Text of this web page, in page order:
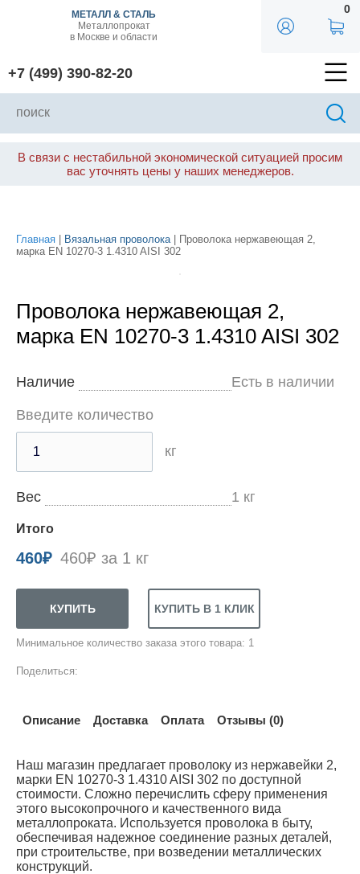
МЕТАЛЛ & СТАЛЬ
Металлопрокат
в Москве и области
+7 (499) 390-82-20
0
В связи с нестабильной экономической ситуацией просим
вас уточнять цены у наших менеджеров.
Главная Вязальная проволока| Проволока нержавеющая 2,
марка EN 10270-3 1.4310 AISI 302
Проволока нержавеющая 2,
марка EN 10270-3 1.4310 AISI 302
Наличие Есть в наличии
Введите количество
кг
Вес 1 кг
Итого
460₽ 460₽ за 1 кг
Минимальное количество заказа этого товара: 1
Поделиться:
Описание Доставка Оплата Отзывы (0)
Наш магазин предлагает проволоку из нержавейки 2,
марки EN 10270-3 1.4310 AISI 302 по доступной
стоимости. Сложно перечислить сферу применения
этого высокопрочного и качественного вида
металлопроката. Используется проволока в быту,
обеспечивая надежное соединение разных деталей,
при строительстве, при возведении металлических
конструкций.